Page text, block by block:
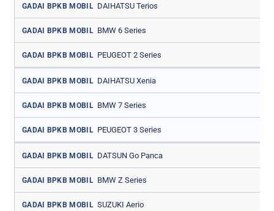
GADAI BPKB MOBIL DAIHATSU Terios
GADAI BPKB MOBIL BMW 6 Series
GADAI BPKB MOBIL PEUGEOT 2 Series
GADAI BPKB MOBIL DAIHATSU Xenia
GADAI BPKB MOBIL BMW 7 Series
GADAI BPKB MOBIL PEUGEOT 3 Series
GADAI BPKB MOBIL DATSUN Go Panca
GADAI BPKB MOBIL BMW Z Series
GADAI BPKB MOBIL SUZUKI Aerio